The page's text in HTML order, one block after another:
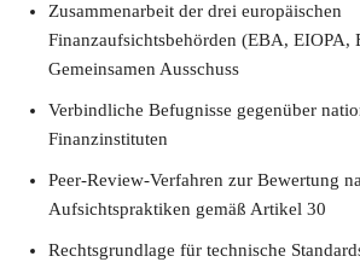
Zusammenarbeit der drei europäischen
Finanzaufsichtsbehörden (EBA, EIOPA,
Gemeinsamen Ausschuss
Verbindliche Befugnisse gegenüber
Finanzinstituten
Peer-Review-Verfahren zur Bewertung
Aufsichtspraktiken gemäß Artikel 30
Rechtsgrundlage für technische